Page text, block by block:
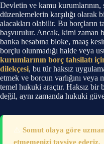
Devletin ve kamu
düzenlemelerin karşılığı olarak
alacakları olabilir. Bu borçların
başvurulur. Ancak, kimi zaman
banka hesabına bloke, maaş
borçlu olunmadığı halde veya
kurumlarının borç tahsilatı
dilekçesi, bu tür haksız
etmek ve borcun varlığını veya
temel hukuki araçtır. Haksız bir
değil, aynı zamanda hukuki
⚠️ Somut olaya göre
etmemenizi tavsiye ederiz.